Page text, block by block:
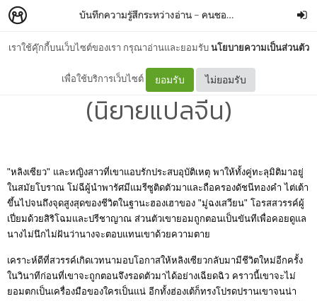
เราใช้คุ๊กกี้บนเว็บไซต์ของเรา กรุณาอ่านและยอมรับนโยบายความเป็นส่วนตัว
เพื่อใช้บริการเว็บไซต์ ยอมรับ ไม่ยอมรับ
บันทึกความรู้สึกระหว่างอ่าน – คนชอบอ่าน
แผนทวงแค้นของขันทีวายร้าย
(นิยายแปลจีน)
"หลิงเซียว" และหญิงสาวที่เขาแอบรักประสบอุบัติเหตุ พาให้ทั้งคู่ทะลุมิติมาอยู่
ในสมัยโบราณ โม่ฉีผู้นำพารัศมีแมรีซูติดตัวมาและถือครองดัชนีทองคำ ไต่เต้า
ขึ้นไปจนถึงจุดสูงสุดของชีวิตในฐานะฮองเฮาของ "มู่ฉงเสวียน" โอรสสวรรค์ผู้
เปี่ยมด้วยสิริโฉมและปรีชาญาณ ส่วนตัวเขายอมถูกตอนเป็นขันทีเพื่อคอยดูแล
นางไม่นึกไม่ฝันว่านางจะตอบแทนเขาด้วยความตาย
เคราะห์ดีที่สวรรค์เกิดเวทนามอบโอกาสให้หลิงเซียวกลับมามีชีวิตใหม่อีกครั้ง
ในวินาทีก่อนที่เขาจะถูกตอนจึงรอดตัวมาได้อย่างเฉียดฉิว คราวนี้เขาจะไม่
ยอมตกเป็นเครื่องมือของใครเป็นแน่ อีกทั้งฮ่องเต้ก็ทรงโปรดปรานเขาจนน่า